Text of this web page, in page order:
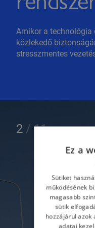
Amikor a technológia
közlekedő
stresszmentes
2 / 11
Ez a
Sütiket
működésének
magasabb
sütik
hozzájárul azok
adatai